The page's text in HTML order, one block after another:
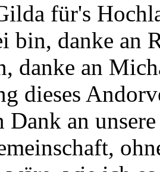
für's
bin, danke an
danke an
dieses
Dank an